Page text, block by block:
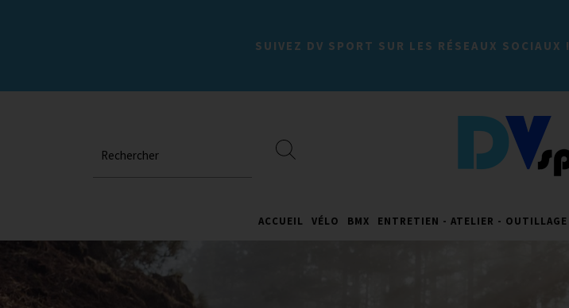
SUIVEZ DV SPORT SUR LES RÉSEAUX SOCIAUX !
Rechercher
ACCUEIL VÉLO BMX ENTRETIEN - ATELIER - OUTILLAGE